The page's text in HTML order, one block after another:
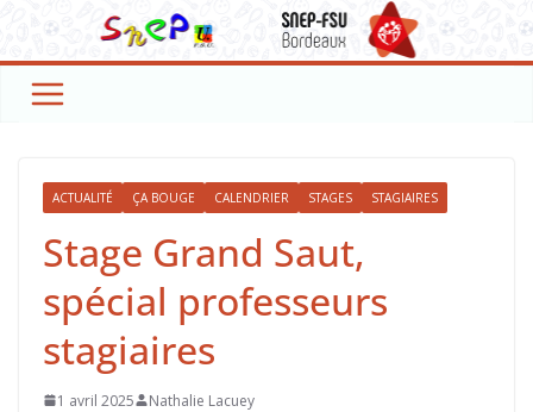
contenu
ACTUALITÉ ÇA BOUGE CALENDRIER STAGES STAGIAIRES
Stage Grand Saut,
spécial professeurs
stagiaires
1 avril 2025 Nathalie Lacuey